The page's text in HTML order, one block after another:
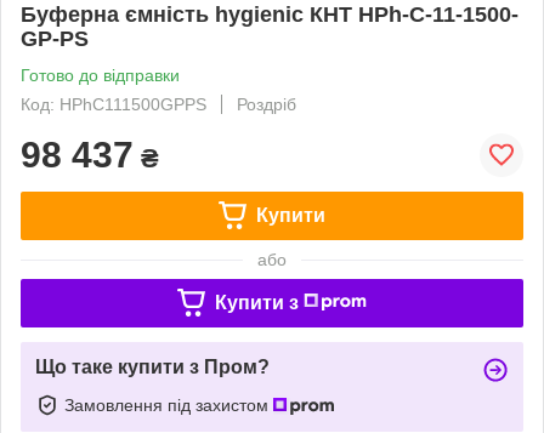
Буферна ємність hygienic КНТ HPh-C-11-1500-
GP-PS
Готово до відправки
Код: HPhC111500GPPS
Роздріб
98 437 ₴
Купити
або
Купити з
Що таке купити з Пром?
Замовлення під захистом